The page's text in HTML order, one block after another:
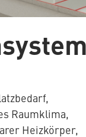
Raumklima,
Heizkörper,